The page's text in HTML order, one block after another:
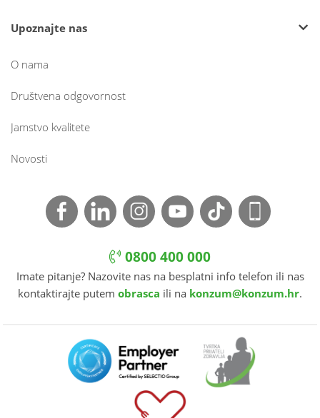
Upoznajte nas
O nama
Društvena odgovornost
Jamstvo kvalitete
Novosti
0800 400 000
Imate pitanje? Nazovite nas na besplatni info telefon ili nas
kontaktirajte putem obrasca ili na konzum@konzum.hr.